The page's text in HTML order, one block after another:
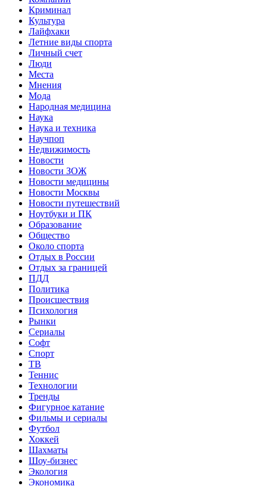
Криминал
Культура
Лайфхаки
Летние виды спорта
Личный счет
Люди
Места
Мнения
Мода
Народная медицина
Наука
Наука и техника
Научпоп
Недвижимость
Новости
Новости ЗОЖ
Новости медицины
Новости Москвы
Новости путешествий
Ноутбуки и ПК
Образование
Общество
Около спорта
Отдых в России
Отдых за границей
ПДД
Политика
Происшествия
Психология
Рынки
Сериалы
Софт
Спорт
ТВ
Теннис
Технологии
Тренды
Фигурное катание
Фильмы и сериалы
Футбол
Хоккей
Шахматы
Шоу-бизнес
Экология
Экономика